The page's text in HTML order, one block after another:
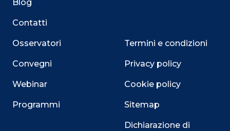
Blog
Contatti
Osservatori
Convegni
Webinar
Programmi
Termini e condizioni
Privacy policy
Cookie policy
Sitemap
Dichiarazione di